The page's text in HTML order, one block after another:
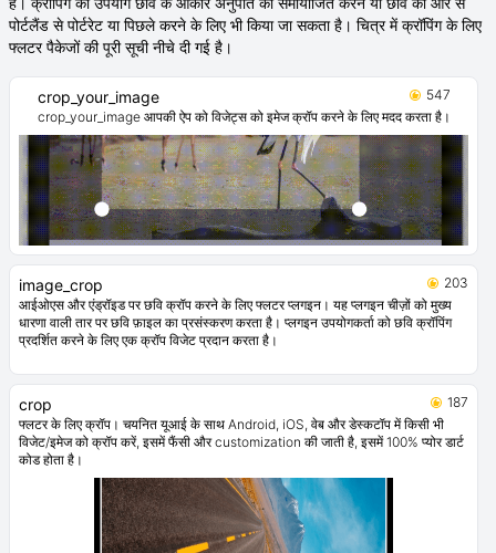
पोर्टलैंड से पोर्टरेट या पिछले करने के लिए भी किया जा सकता है। चित्र में क्रॉपिंग के लिए
फ्लटर पैकेजों की पूरी सूची नीचे दी गई है।
crop_your_image
547
crop_your_image आपकी ऐप को विजेट्स को इमेज क्रॉप करने के लिए मदद करता है।
image_crop
203
आईओएस और एंड्रॉइड पर छवि क्रॉप करने के लिए फ्लटर प्लगइन। यह प्लगइन चीज़ों को मुख्य
धारणा वाली तार पर छवि फ़ाइल का प्रसंस्करण करता है। प्लगइन उपयोगकर्ता को छवि क्रॉपिंग
प्रदर्शित करने के लिए एक क्रॉप विजेट प्रदान करता है।
crop
187
फ्लटर के लिए क्रॉप। चयनित यूआई के साथ Android, iOS, वेब और डेस्कटॉप में किसी भी
विजेट/इमेज को क्रॉप करें, इसमें फैंसी और customization की जाती है, इसमें 100% प्योर डार्ट
कोड होता है।